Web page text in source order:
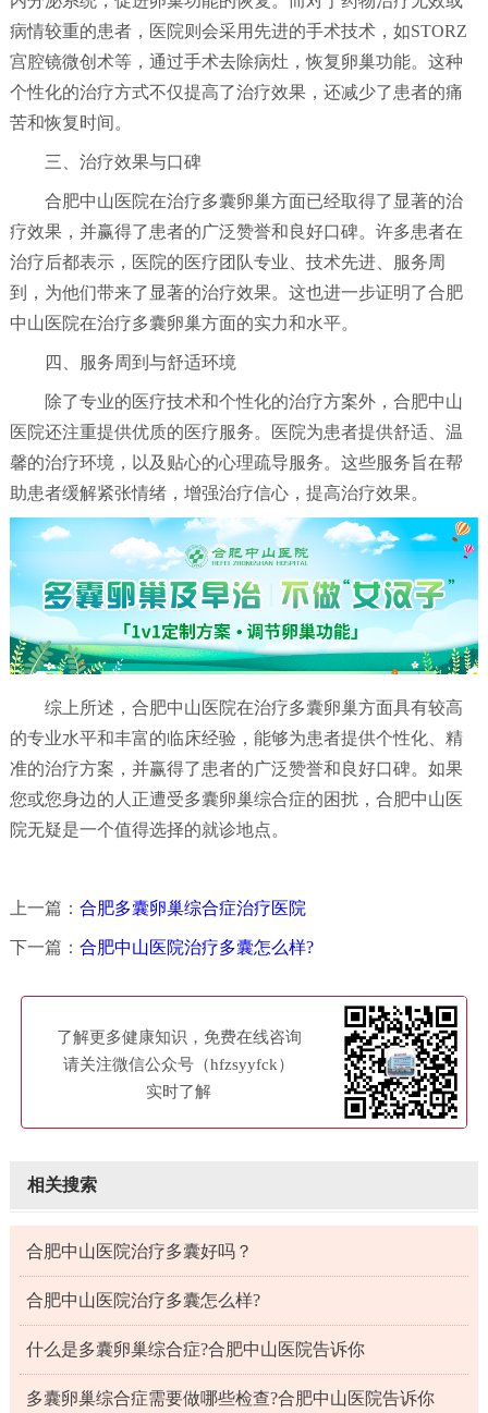
病情较重的患者，医院则会采用先进的手术技术，如STORZ
宫腔镜微创术等，通过手术去除病灶，恢复卵巢功能。这种
个性化的治疗方式不仅提高了治疗效果，还减少了患者的痛
苦和恢复时间。
三、治疗效果与口碑
合肥中山医院在治疗多囊卵巢方面已经取得了显著的治
疗效果，并赢得了患者的广泛赞誉和良好口碑。许多患者在
治疗后都表示，医院的医疗团队专业、技术先进、服务周
到，为他们带来了显著的治疗效果。这也进一步证明了合肥
中山医院在治疗多囊卵巢方面的实力和水平。
四、服务周到与舒适环境
除了专业的医疗技术和个性化的治疗方案外，合肥中山
医院还注重提供优质的医疗服务。医院为患者提供舒适、温
馨的治疗环境，以及贴心的心理疏导服务。这些服务旨在帮
助患者缓解紧张情绪，增强治疗信心，提高治疗效果。
综上所述，合肥中山医院在治疗多囊卵巢方面具有较高
的专业水平和丰富的临床经验，能够为患者提供个性化、精
准的治疗方案，并赢得了患者的广泛赞誉和良好口碑。如果
您或您身边的人正遭受多囊卵巢综合症的困扰，合肥中山医
院无疑是一个值得选择的就诊地点。
上一篇： 合肥多囊卵巢综合症治疗医院
下一篇： 合肥中山医院治疗多囊怎么样?
了解更多健康知识，免费在线咨询
请关注微信公众号（hfzsyyfck）
实时了解
相关搜索
合肥中山医院治疗多囊好吗？
合肥中山医院治疗多囊怎么样?
什么是多囊卵巢综合症?合肥中山医院告诉你
多囊卵巢综合症需要做哪些检查?合肥中山医院告诉你